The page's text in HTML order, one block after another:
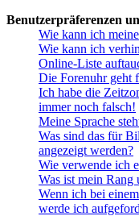
Benutzerpräferenzen
Wie kann ich
Wie kann ich
Online-Liste
Die Forenuhr geht
Ich habe die
immer noch falsch!
Meine Sprache
Was sind das für
angezeigt werden?
Wie verwende ich
Was ist mein
Wenn ich bei
werde ich